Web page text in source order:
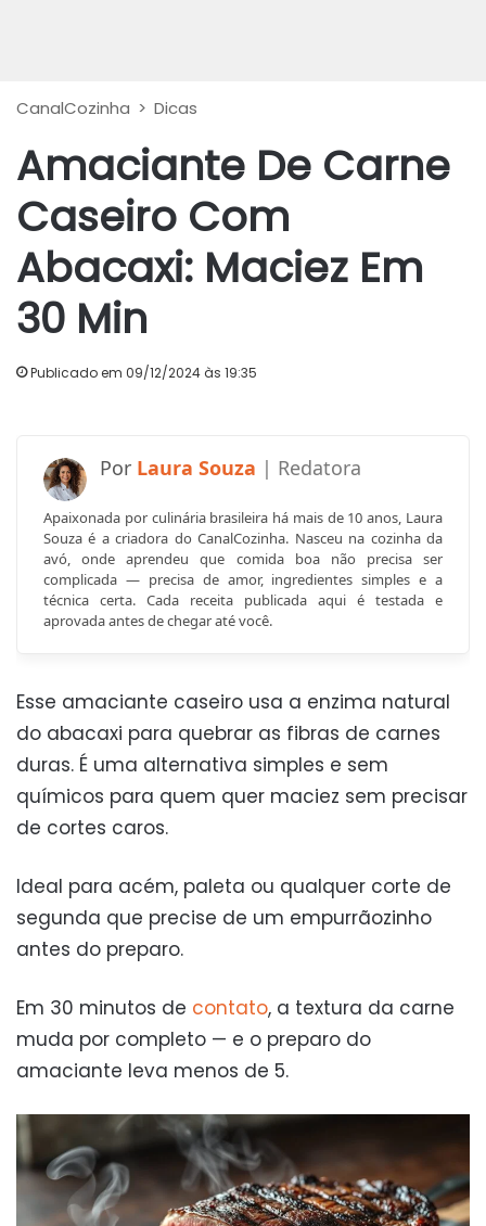
CanalCozinha > Dicas
Amaciante De Carne
Caseiro Com
Abacaxi: Maciez Em
30 Min
Publicado em 09/12/2024 às 19:35
Laura Souza
Apaixonada por culinária brasileira há mais de 10 anos, Laura
Souza é a criadora do CanalCozinha. Nasceu na cozinha da
avó, onde aprendeu que comida boa não precisa ser
complicada — precisa de amor, ingredientes simples e a
técnica certa. Cada receita publicada aqui é testada e
aprovada antes de chegar até você.
Esse amaciante caseiro usa a enzima natural
do abacaxi para quebrar as fibras de carnes
duras. É uma alternativa simples e sem
químicos para quem quer maciez sem precisar
de cortes caros.
Ideal para acém, paleta ou qualquer corte de
segunda que precise de um empurrãozinho
antes do preparo.
Em 30 minutos de contato, a textura da carne
muda por completo — e o preparo do
amaciante leva menos de 5.